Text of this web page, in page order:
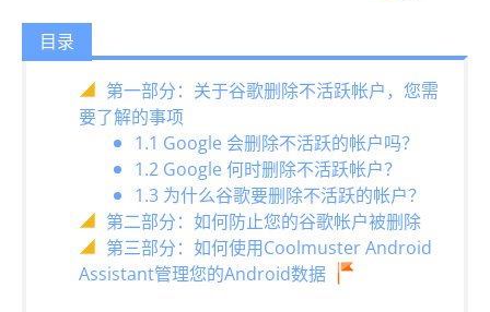
目录
第一部分：关于谷歌删除不活跃帐户，您需
要了解的事项
1.1 Google 会删除不活跃的帐户吗？
1.2 Google 何时删除不活跃帐户？
1.3 为什么谷歌要删除不活跃的帐户？
第二部分：如何防止您的谷歌帐户被删除
第三部分：如何使用Coolmuster Android
Assistant管理您的Android数据